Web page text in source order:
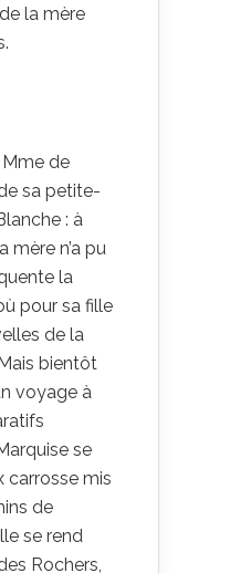
la mère
de
sa petite-
: à
mère n’a pu
la
pour sa fille
de la
bientôt
voyage à
se
carrosse mis
de
se rend
Rochers,